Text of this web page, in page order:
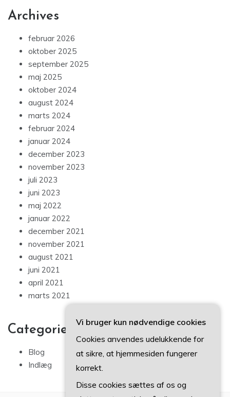
Archives
februar 2026
oktober 2025
september 2025
maj 2025
oktober 2024
august 2024
marts 2024
februar 2024
januar 2024
december 2023
november 2023
juli 2023
juni 2023
maj 2022
januar 2022
december 2021
november 2021
august 2021
juni 2021
april 2021
marts 2021
Categories
Blog
Indlæg
Vi bruger kun nødvendige cookies
Cookies anvendes udelukkende for
at sikre, at hjemmesiden fungerer
korrekt.
Disse cookies sættes af os og